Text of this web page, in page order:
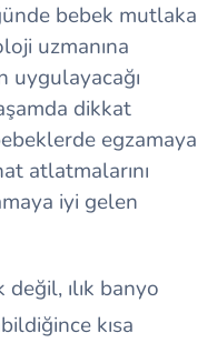
bebek mutlaka
uzmanına
uygulayacağı
dikkat
egzamaya
atlatmalarını
iyi gelen
ılık banyo
kısa